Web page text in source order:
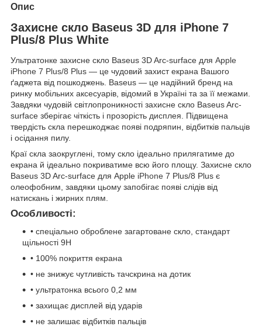
Опис
Захисне скло Baseus 3D для iPhone 7
Plus/8 Plus White
Ультратонке захисне скло Baseus 3D Arc-surface для Apple
iPhone 7 Plus/8 Plus — це чудовий захист екрана Вашого
ґаджета від пошкоджень. Baseus — це надійний бренд на
ринку мобільних аксесуарів, відомий в Україні та за її межами.
Завдяки чудовій світлопроникності захисне скло Baseus Arc-
surface зберігає чіткість і прозорість дисплея. Підвищена
твердість скла перешкоджає появі подряпин, відбитків пальців
і осідання пилу.
Краї скла заокруглені, тому скло ідеально прилягатиме до
екрана й ідеально покриватиме всю його площу. Захисне скло
Baseus 3D Arc-surface для Apple iPhone 7 Plus/8 Plus є
олеофобним, завдяки цьому запобігає появі слідів від
натискань і жирних плям.
Особливості:
• спеціально оброблене загартоване скло, стандарт
щільності 9H
• 100% покриття екрана
• не знижує чутливість тачскрина на дотик
• ультратонка всього 0,2 мм
• захищає дисплей від ударів
• не залишає відбитків пальців